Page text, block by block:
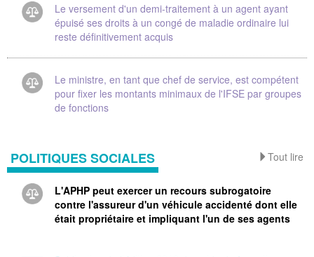
Le versement d'un demi-traitement à un agent ayant
épuisé ses droits à un congé de maladie ordinaire lui
reste définitivement acquis
Le ministre, en tant que chef de service, est compétent
pour fixer les montants minimaux de l'IFSE par groupes
de fonctions
Tout lire
POLITIQUES SOCIALES
L'APHP peut exercer un recours subrogatoire
contre l'assureur d'un véhicule accidenté dont elle
était propriétaire et impliquant l'un de ses agents